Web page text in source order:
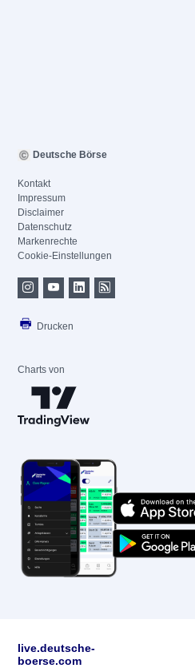
Deutsche Börse
Kontakt
Impressum
Disclaimer
Datenschutz
Markenrechte
Cookie-Einstellungen
Drucken
Charts von
live.deutsche-
boerse.com